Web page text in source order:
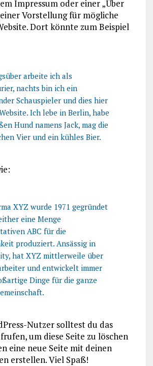
Impressum oder einer „Über
Vorstellung für mögliche
Dort könnte zum Beispiel
arbeite ich als
nachts bin ich ein
Schauspieler und dies hier
Ich lebe in Berlin, habe
Hund namens Jack, mag die
Vier und ein kühles Bier.
XYZ wurde 1971 gegründet
eine Menge
ABC für die
produziert. Ansässig in
hat XYZ mittlerweile über
und entwickelt immer
Dinge für die ganze
Nutzer solltest du das
um diese Seite zu löschen
eine neue Seite mit deinen
erstellen. Viel Spaß!